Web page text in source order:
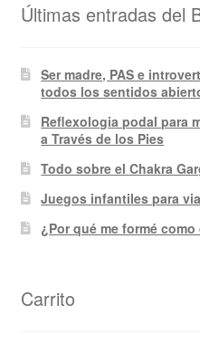
Últimas entradas del
Ser madre, PAS e
todos los sentidos
Reflexologia podal para
a Través de los Pies
Todo sobre el Chakra
Juegos infantiles para
¿Por qué me formé
Carrito